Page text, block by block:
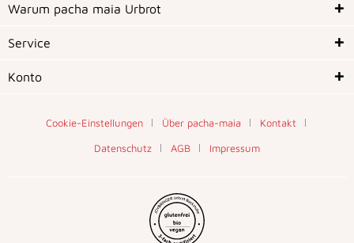
Warum pacha maia Urbrot
Service
Konto
Cookie-Einstellungen Über pacha-maia
Kontakt
Datenschutz
AGB Impressum